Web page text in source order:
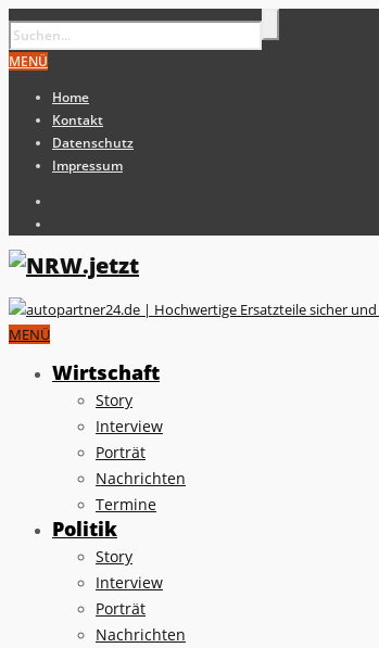
MENÜ
Home
Kontakt
Datenschutz
Impressum
MENÜ
Wirtschaft
Story
Interview
Porträt
Nachrichten
Termine
Politik
Story
Interview
Porträt
Nachrichten